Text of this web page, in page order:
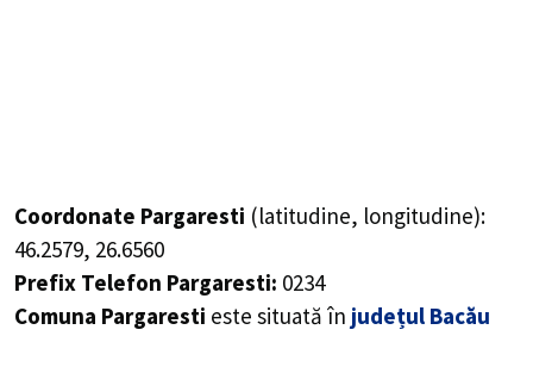
Coordonate Pargaresti (latitudine, longitudine):
46.2579, 26.6560
Prefix Telefon Pargaresti: 0234
Comuna Pargaresti este situată în județul Bacău